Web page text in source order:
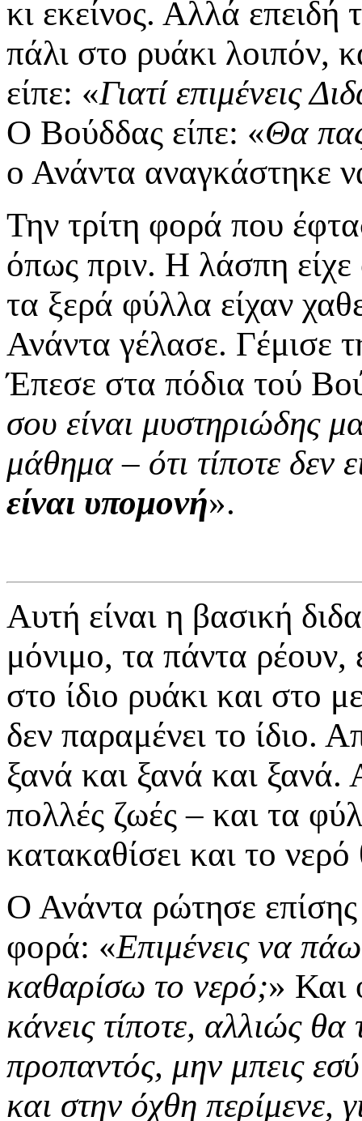
κι εκείνος. Αλλά
πάλι στο ρυάκι λοιπόν,
είπε: «Γιατί επιμένεις
Ο Βούδδας είπε: «Θα
ο Ανάντα αναγκάστηκε
Την τρίτη φορά που
όπως πριν. Η λάσπη
τα ξερά φύλλα είχαν
Ανάντα γέλασε. Γέμισε
Έπεσε στα πόδια τού
σου είναι μυστηριώδης
μάθημα – ότι τίποτε δεν
είναι υπομονή».
Αυτή είναι η βασική
μόνιμο, τα πάντα ρέουν,
στο ίδιο ρυάκι και στο
δεν παραμένει το ίδιο.
ξανά και ξανά και ξανά.
πολλές ζωές – και τα
κατακαθίσει και το
Ο Ανάντα ρώτησε
φορά: «Επιμένεις να
καθαρίσω το νερό;» Και
κάνεις τίποτε, αλλιώς
προπαντός, μην μπεις
και στην όχθη περίμενε,